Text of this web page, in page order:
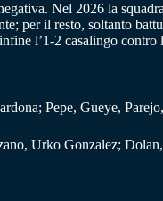
Nel 2026 la
per il resto, soltanto
l’1-2 casalingo
Pepe, Gueye,
Urko Gonzalez;